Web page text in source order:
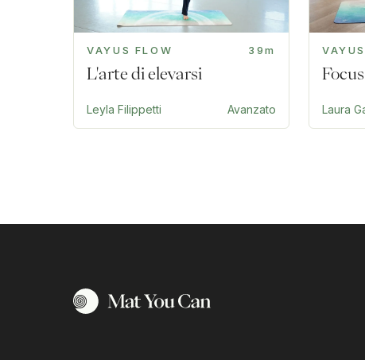
VAYUS FLOW 39m
L'arte di elevarsi
Leyla Filippetti Avanzato Laura